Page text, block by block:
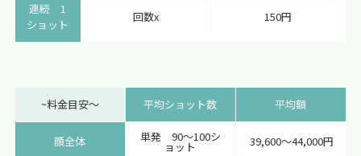
連続 1
ショット
回数x 150円
~料金目安〜 平均ショット数 平均額
顔全体 単発 90～100シ
ョット 39,600～44,000円